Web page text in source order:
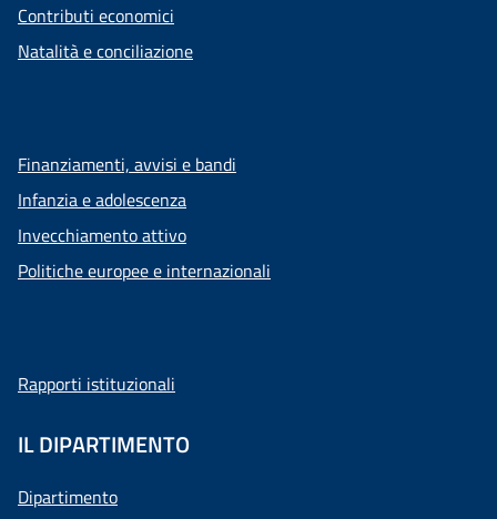
Contributi economici
Natalità e conciliazione
Finanziamenti, avvisi e bandi
Infanzia e adolescenza
Invecchiamento attivo
Politiche europee e internazionali
Rapporti istituzionali
IL DIPARTIMENTO
Dipartimento